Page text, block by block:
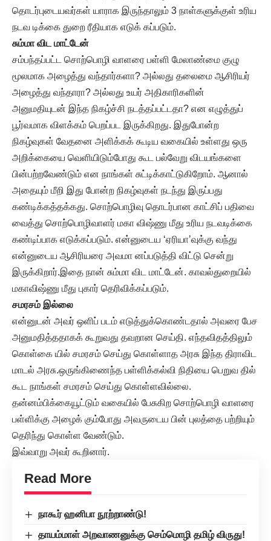
தொடர்புடையவர்கள் யாராக இருந்தாலும் 3 நாள்களுக்குள் உரிய
நடவ டிக்கை துறை ரீதியாக எடுக் கப்படும்.
சும்மா விட மாட்டேன்
சம்பந்தப்பட்ட சொற்பொழி வாளரை பள்ளி மேலாண்மை குழு
மூலமாக அழைத்து வந்தார்களா? அல்லது தலைமை ஆசிரியர்
அழைத்து வந்தாரா? அல்லது உயர் அதிகாரிகளின்
அனுமதியுடன் இந்த நிகழ்ச்சி நடத்தப்பட்டதா? என எழுத்துப்
பூர்வமாக விளக்கம் பெறப்பட இருக்கிறது. இதுபோன்ற
நிகழ்வுகள் வேதனை அளிக்கக் கூடிய வகையில் உள்ளது ஒரு
அறிக்கையை வெளியிடும்போது கூட பல்வேறு விடயங்களை
பின்பற்றவேண்டும் என நாங்கள் சுட்டிக்காட்டுகிறோம். ஆனால்
அதையும் மீறி இது போன்ற நிகழ்வுகள் நடந்து இருப்பது
கண்டிக்கத்தக்கது. சொற்பொழிவு தொடர்பான காட்சிப் பதிவை
வைத்து சொற்பொழிவாளர் மகா விஷ்ணு மீது உரிய நடவடிக்கை
கண்டிப்பாக எடுக்கப்படும். என்னுடைய ‘ஏரியா’வுக்கு வந்து
என்னுடைய ஆசிரியரை அவமா னப்படுத்தி விட்டு சென்று
இருக்கிறார்.இதை நான் சும்மா விட மாட்டேன். காவல்துறையில்
மகாவிஷ்ணு மீது புகார் தெரிவிக்கப்படும்.
சமரசம் இல்லை
என்னுடன் அவர் ஒளிப் படம் எடுத்துக்கொண்டதால் அவரை பேச
அனுமதித்ததாகக் கூறுவது தவறான செய்தி. எந்தவிதத்திலும்
கொள்கை யில் சமரசம் செய்து கொள்ளாத அரசு இந்த திராவிட
மாடல் அரசு.ஒருங்கிணைந்த பள்ளிக்கல்வி நிதியை பெறுவ தில்
கூட நாங்கள் சமரசம் செய்து கொள்ளவில்லை.
தன்னம்பிக்கையூட்டும் வகையில் பேசுகிற சொற்பொழி வாளரை
பள்ளிக்கு அழைக் கும்போது அவருடைய பின் புலத்தை பற்றியும்
தெரிந்து கொள்ள வேண்டும்.
இவ்வாறு அவர் கூறினார்.
Read More
நாகூர் ஹனிபா நூற்றாண்டு!
தாயம்மாள் அறவாணனுக்கு செம்மொழி தமிழ் விருது!